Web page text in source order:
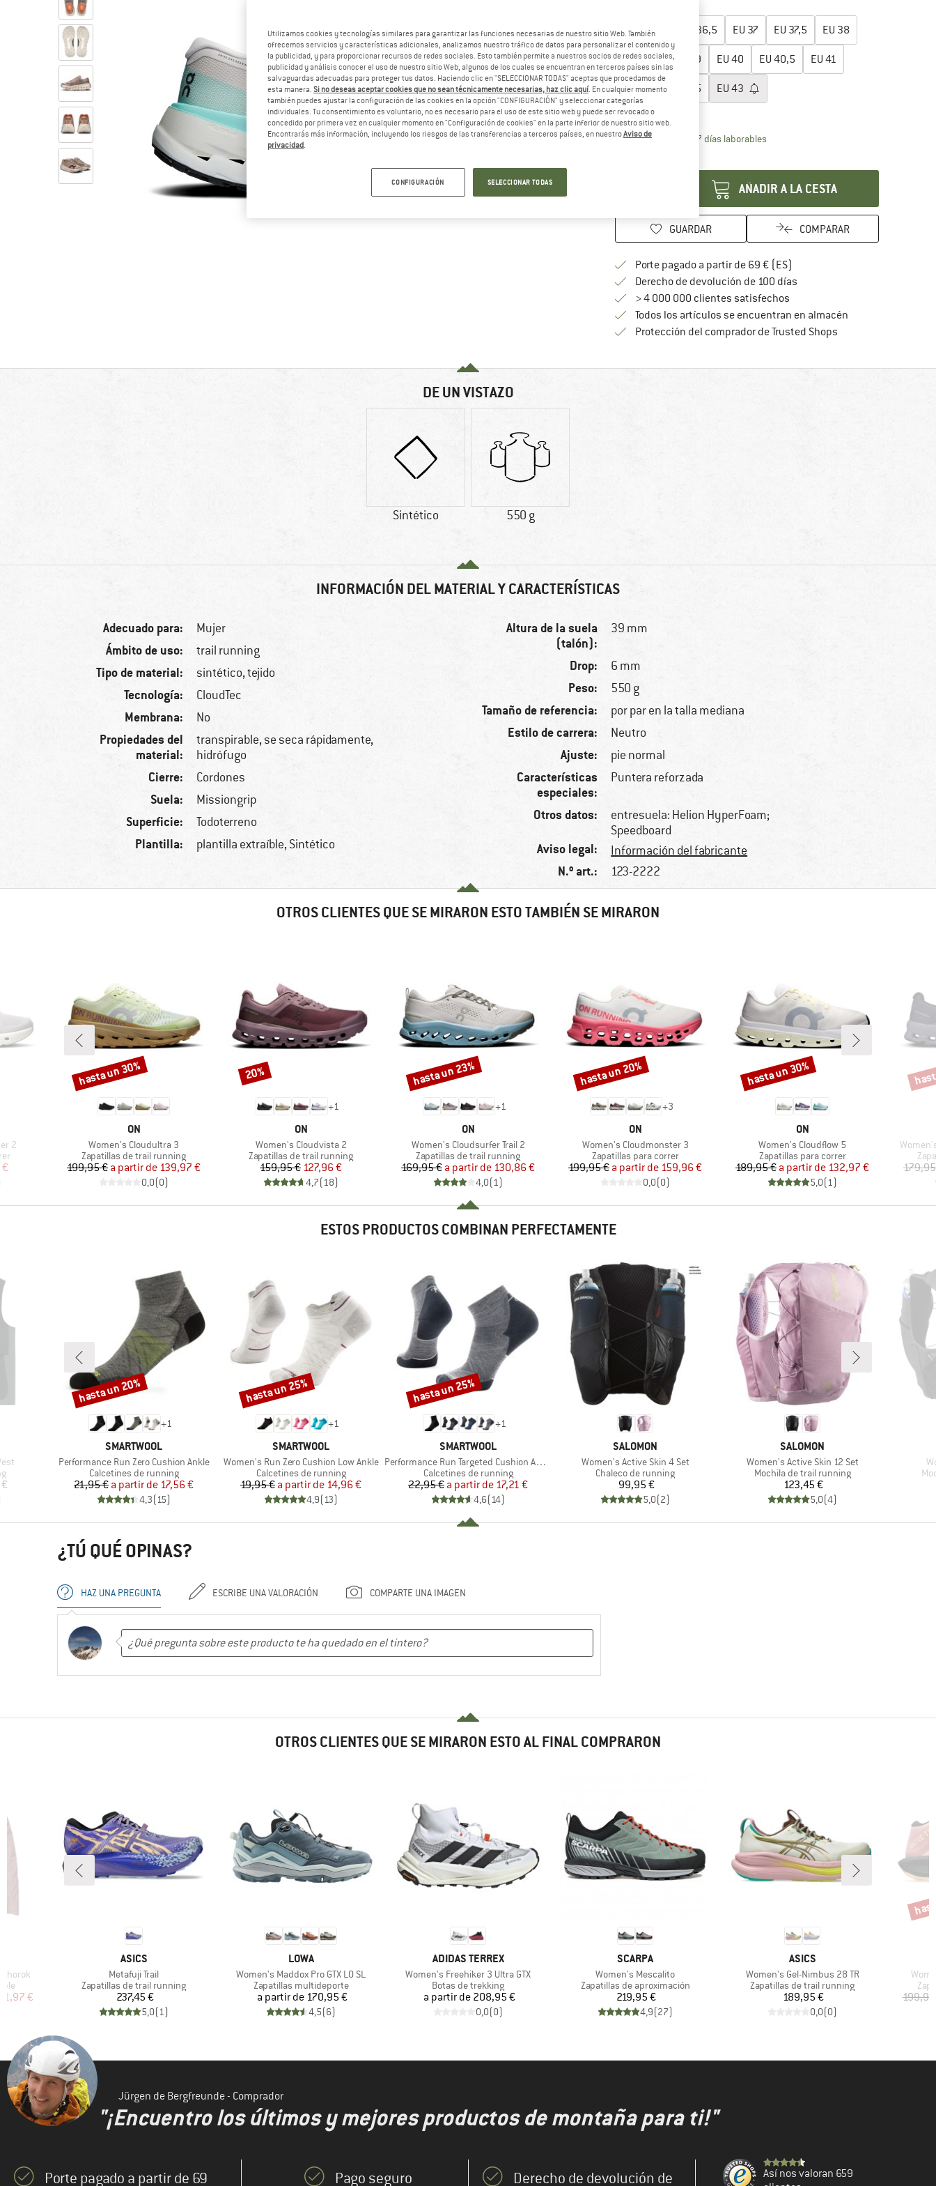
EU36 36,5 EU 37 EU 37,5 EU 38
EU38,5 EU 39 EU 40 EU 40,5 EU 41
EU42 EU 42,5 EU 43
Guía de tallas
Plazo de entrega: 5-7 días laborablesEl enlace se abre en una ventana de
AÑADIR A LA CESTA
GUARDAR COMPARAR
Porte pagado a partir de 69 € (ES)
Derecho de devolución de 100 díasvaya a la política de
> 4 000 000 clientes satisfechos
Todos los artículos se encuentran en almacén
Protección del comprador de Trusted Shops¡toda la información
DE UN VISTAZO
Sintético 550 g
INFORMACIÓN DEL MATERIAL Y CARACTERÍSTICAS
Adecuado para: Mujer
Ámbito de uso: trail running
Tipo de material: sintético, tejido
Tecnología: CloudTec
Membrana: No
Propiedades del
material:
transpirable, se seca rápidamente,
hidrófugo
Cierre: Cordones
Suela: Missiongrip
Superficie: Todoterreno
Plantilla: plantilla extraíble, Sintético
Altura de la suela
(talón):
39 mm
Drop: 6 mm
Peso: 550 g
Tamaño de referencia: por par en la talla mediana
Estilo de carrera: Neutro
Ajuste: pie normal
Características
especiales:
Puntera reforzada
Otros datos:
entresuela: Helion HyperFoam;
Speedboard
Aviso legal: Información del fabricante
N.º art.: 123-2222
OTROS CLIENTES QUE SE MIRARON ESTO TAMBIÉN SE MIRARON
2
MARCA
ON
Artículo
Women's Cloudultra 3
Product group
Zapatillas de trail running
Precio
199,95 € Precio reducido
a partir de 139,97 €
0,0(0)
Descuento
hasta un 30%
+1
MARCA
ON
Artículo
Women's Cloudvista 2
Product group
Zapatillas de trail running
Precio
159,95 €Precio reducido
127,96 €
4,7(18)
Descuento
20%
+1
MARCA
ON
Artículo
Women's Cloudsurfer Trail 2
Product group
Zapatillas de trail running
Precio
169,95 € Precio reducido
a partir de 130,86 €
4,0(1)
Descuento
hasta un 23%
+3
MARCA
ON
Artículo
Women's Cloudmonster 3
Product group
Zapatillas para correr
Precio
199,95 € Precio reducido
a partir de 159,96 €
0,0(0)
Descuento
hasta un 20%
MARCA
ON
Artículo
Women's Cloudflow 5
Product group
Zapatillas para correr
Precio
189,95 € Precio reducido
a partir de 132,97 €
5,0(1)
Descuento
hasta un 30%
Artículo
ESTOS PRODUCTOS COMBINAN PERFECTAMENTE
+1
MARCA
SMARTWOOL
Artículo
Performance Run Zero Cushion Ankle
Product group
Calcetines de running
Precio
21,95 € Precio reducido
a partir de 17,56 €
4,3(15)
Descuento
hasta un 20%
+1
MARCA
SMARTWOOL
Artículo
Women's Run Zero Cushion Low Ankle
Product group
Calcetines de running
Precio
19,95 € Precio reducido
a partir de 14,96 €
4,9(13)
Descuento
hasta un 25%
+1
MARCA
SMARTWOOL
Artículo
Performance Run Targeted Cushion Ankle
Product group
Calcetines de running
Precio
22,95 € Precio reducido
a partir de 17,21 €
4,6(14)
Descuento
hasta un 25%
MARCA
SALOMON
Artículo
Women's Active Skin 4 Set
Product group
Chaleco de running
Precio
99,95 €
5,0(2)
MARCA
SALOMON
Artículo
Women's Active Skin 12 Set
Product group
Mochila de trail running
Precio
123,45 €
5,0(4)
¿TÚ QUÉ OPINAS?
HAZ UNA PREGUNTA ESCRIBE UNA VALORACIÓN COMPARTE UNA IMAGEN
OTROS CLIENTES QUE SE MIRARON ESTO AL FINAL COMPRARON
€
MARCA
ASICS
Artículo
Metafuji Trail
Product group
Zapatillas de trail running
Precio
237,45 €
5,0(1)
MARCA
LOWA
Artículo
Women's Maddox Pro GTX LO SL
Product group
Zapatillas multideporte
Precio
a partir de 170,95 €
4,5(6)
MARCA
ADIDAS TERREX
Artículo
Women's Freehiker 3 Ultra GTX
Product group
Botas de trekking
Precio
a partir de 208,95 €
0,0(0)
MARCA
SCARPA
Artículo
Women's Mescalito
Product group
Zapatillas de aproximación
Precio
219,95 €
4,9(27)
MARCA
ASICS
Artículo
Women's Gel-Nimbus 28 TR
Product group
Zapatillas de trail running
Precio
189,95 €
0,0(0)
Jürgen de Bergfreunde - Comprador
"¡Encuentro los últimos y mejores productos de montaña para ti!"
Porte pagado a partir de 69 Pago seguro Derecho de devolución de
Así nos valoran 659
Utilizamos cookies y tecnologías similares para garantizar las funciones necesarias de nuestro sitio Web. También
ofrecemos servicios y características adicionales, analizamos nuestro tráfico de datos para personalizar el contenido y
la publicidad, y para proporcionar recursos de redes sociales. Esto también permite a nuestros socios de redes sociales,
publicidad y análisis conocer el uso de nuestro sitio Web, algunos de los cuales se encuentran en terceros países sin las
salvaguardas adecuadas para proteger tus datos. Haciendo clic en "SELECCIONAR TODAS" aceptas que procedamos de
esta manera. Si no deseas aceptar cookies que no sean técnicamente necesarias, haz clic aquí. En cualquier momento
también puedes ajustar la configuración de las cookies en la opción "CONFIGURACIÓN" y seleccionar categorías
individuales. Tu consentimiento es voluntario, no es necesario para el uso de este sitio web y puede ser revocado o
concedido por primera vez en cualquier momento en "Configuración de cookies" en la parte inferior de nuestro sitio web.
Encontrarás más información, incluyendo los riesgos de las transferencias a terceros países, en nuestroAviso de
privacidad.
CONFIGURACIÓN SELECCIONAR TODAS